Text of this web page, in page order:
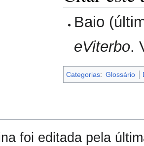
Baio
eViterbo.
Categorias: Glossário
foi editada pela